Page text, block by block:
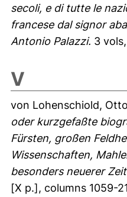
secoli, e di tutte le
francese dal signor
Antonio Palazzi. 3
V
von Lohenschiold,
oder kurzgefaßte
Fürsten, großen
Wissenschaften,
besonders neuerer
[X p.], columns 1059-